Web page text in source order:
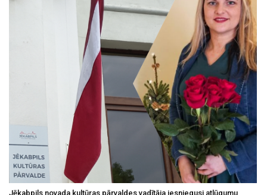
Jēkabpils novada kultūras pārvaldes vadītāja iesniegusi atlūgumu